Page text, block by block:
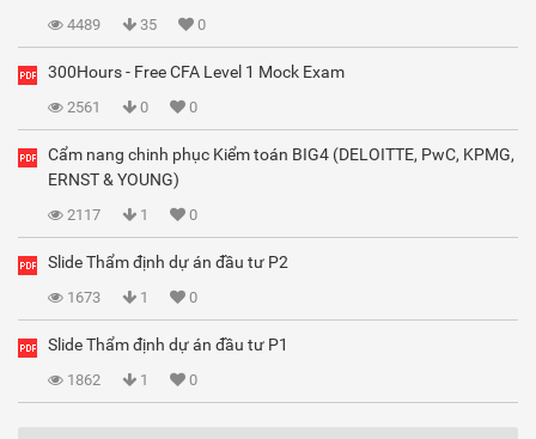
4489 35 0
300Hours - Free CFA Level 1 Mock Exam
2561 0 0
Cẩm nang chinh phục Kiểm toán BIG4 (DELOITTE, PwC, KPMG,
ERNST & YOUNG)
2117 1 0
Slide Thẩm định dự án đầu tư P2
1673 1 0
Slide Thẩm định dự án đầu tư P1
1862 1 0